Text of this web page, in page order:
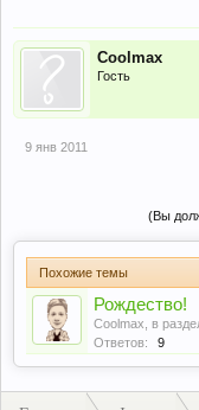
Coolmax
Гость
9 янв 2011
(Вы
Похожие темы
Рождество!
Coolmax , в
Ответов:
9